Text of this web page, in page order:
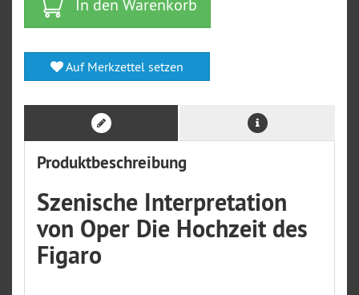
In den Warenkorb
Auf Merkzettel setzen
Produktbeschreibung
Szenische Interpretation
von Oper Die Hochzeit des
Figaro